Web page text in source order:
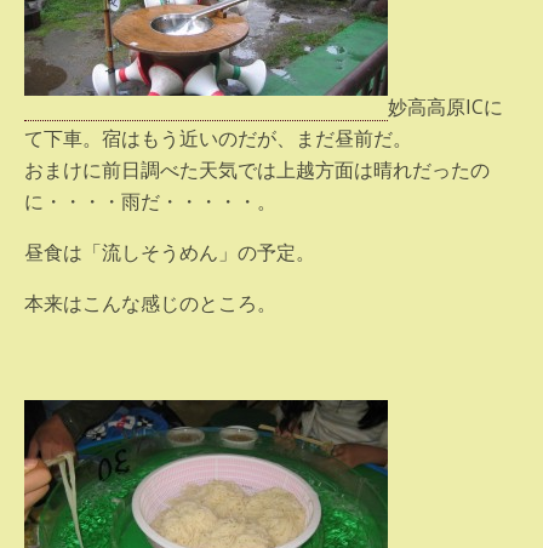
妙高高原ICに
て下車。宿はもう近いのだが、まだ昼前だ。
おまけに前日調べた天気では上越方面は晴れだったの
に・・・・雨だ・・・・・。
昼食は「流しそうめん」の予定。
本来はこんな感じのところ。